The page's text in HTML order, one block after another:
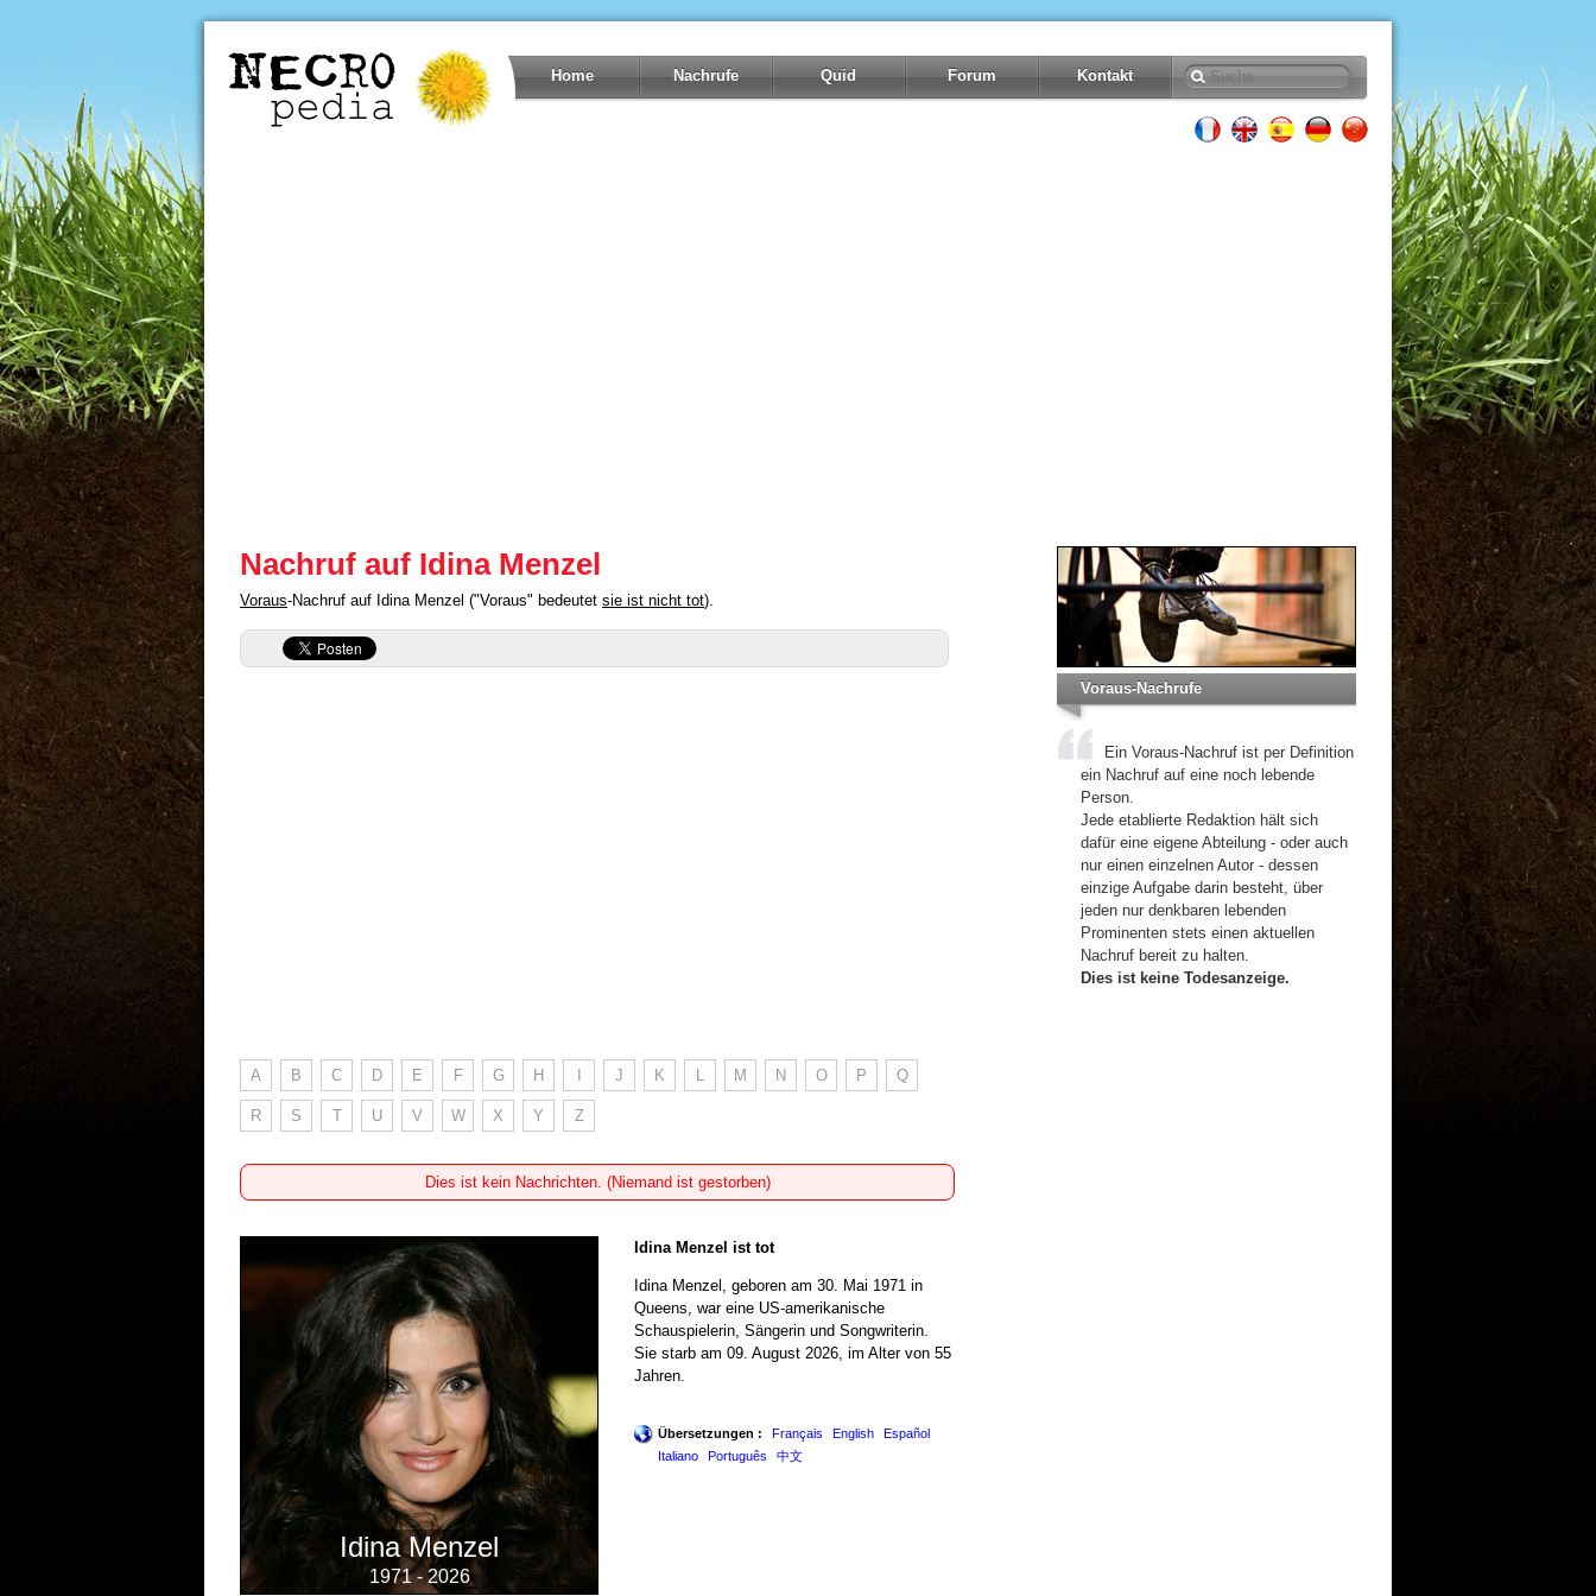
Home Nachrufe Quid Forum Kontakt
Nachruf auf Idina Menzel
Voraus-Nachruf auf Idina Menzel ("Voraus" bedeutet sie ist nicht tot).
A B C D E F G H J K L M N O P Q
R S T U V W X Y Z
Dies ist kein Nachrichten. (Niemand ist gestorben)
Idina Menzel
1971 - 2026
Idina Menzel ist tot
Idina Menzel, geboren am 30. Mai 1971 in
Queens, war eine US-amerikanische
Schauspielerin, Sängerin und Songwriterin.
Sie starb am 09. August 2026, im Alter von 55
Jahren.
Übersetzungen : Français English
Español
Italiano
Português 中文
Voraus-Nachrufe
Ein Voraus-Nachruf ist per Definition
ein Nachruf auf eine noch lebende
Person.
Jede etablierte Redaktion hält sich
dafür eine eigene Abteilung - oder auch
nur einen einzelnen Autor - dessen
einzige Aufgabe darin besteht, über
jeden nur denkbaren lebenden
Prominenten stets einen aktuellen
Nachruf bereit zu halten.
Dies ist keine Todesanzeige.